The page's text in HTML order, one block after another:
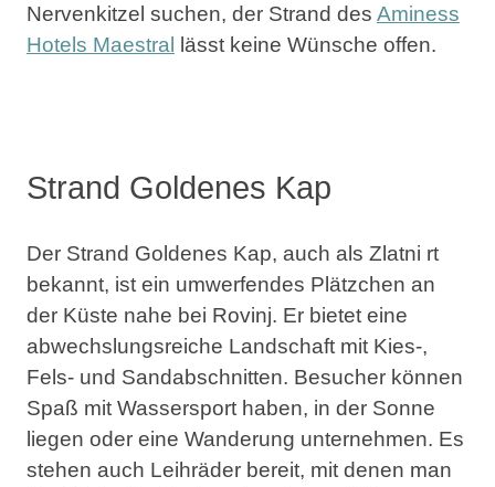
Nervenkitzel suchen, der Strand des Aminess
Hotels Maestral lässt keine Wünsche offen.
Strand Goldenes Kap
Der Strand Goldenes Kap, auch als Zlatni rt
bekannt, ist ein umwerfendes Plätzchen an
der Küste nahe bei Rovinj. Er bietet eine
abwechslungsreiche Landschaft mit Kies-,
Fels- und Sandabschnitten. Besucher können
Spaß mit Wassersport haben, in der Sonne
liegen oder eine Wanderung unternehmen. Es
stehen auch Leihräder bereit, mit denen man